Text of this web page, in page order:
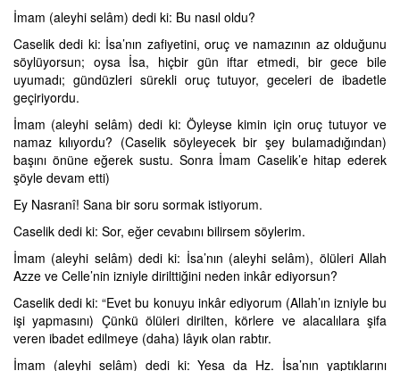
İmam (aleyhi selâm) dedi ki: Bu nasıl oldu?
Caselik dedi ki: İsa’nın zafiyetini, oruç ve namazının az olduğunu
söylüyorsun; oysa İsa, hiçbir gün iftar etmedi, bir gece bile
uyumadı; gündüzleri sürekli oruç tutuyor, geceleri de ibadetle
geçiriyordu.
İmam (aleyhi selâm) dedi ki: Öyleyse kimin için oruç tutuyor ve
namaz kılıyordu? (Caselik söyleyecek bir şey bulamadığından)
başını önüne eğerek sustu. Sonra İmam Caselik’e hitap ederek
şöyle devam etti)
Ey Nasranî! Sana bir soru sormak istiyorum.
Caselik dedi ki: Sor, eğer cevabını bilirsem söylerim.
İmam (aleyhi selâm) dedi ki: İsa’nın (aleyhi selâm), ölüleri Allah
Azze ve Celle’nin izniyle dirilttiğini neden inkâr ediyorsun?
Caselik dedi ki: “Evet bu konuyu inkâr ediyorum (Allah’ın izniyle bu
işi yapmasını) Çünkü ölüleri dirilten, körlere ve alacalılara şifa
veren ibadet edilmeye (daha) lâyık olan rabtır.
İmam (aleyhi selâm) dedi ki: Yesa da Hz. İsa’nın yaptıklarını